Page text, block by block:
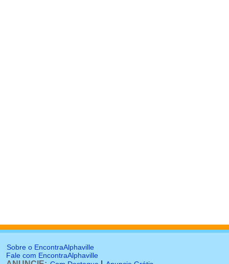
Sobre o EncontraAlphaville
Fale com EncontraAlphaville